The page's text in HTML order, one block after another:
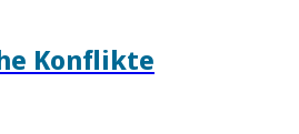
Konflikte